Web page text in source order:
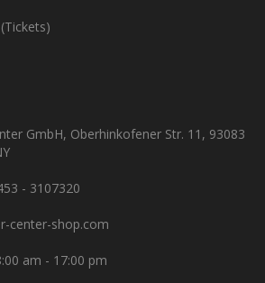
GmbH, Oberhinkofener Str. 11, 93083
- 3107320
center-shop.com
am - 17:00 pm